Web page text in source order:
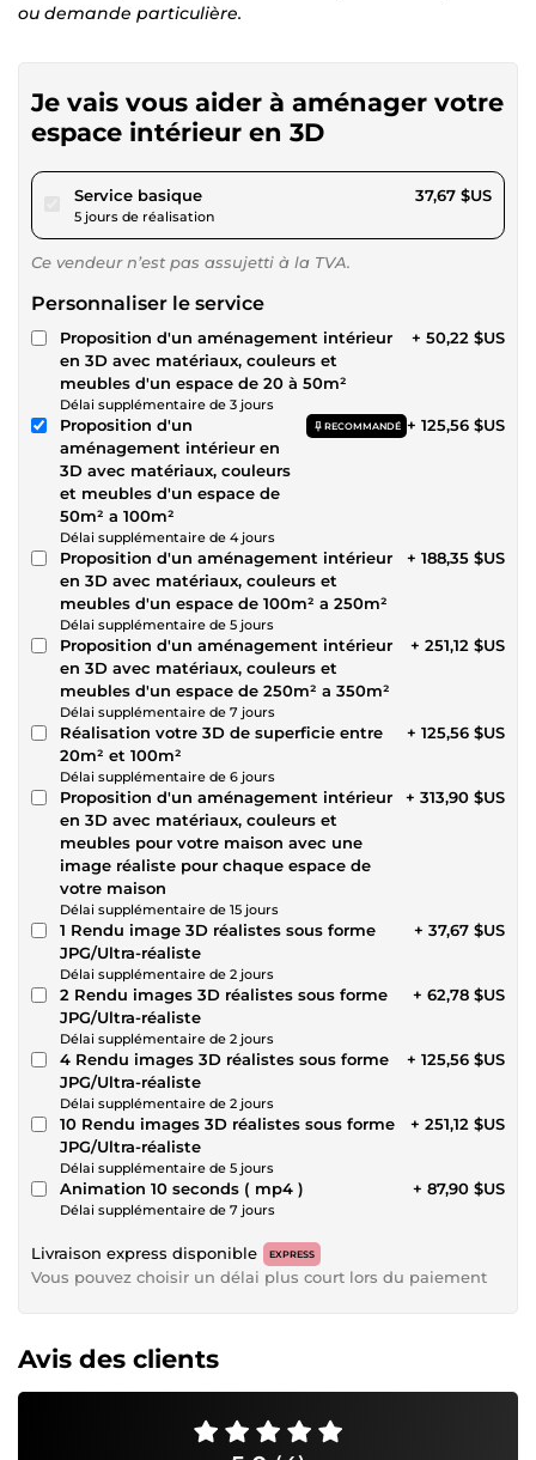
ou demande particulière.
Je vais vous aider à aménager votre
espace intérieur en 3D
Service basiquepour 34,72 $US
5 jours de réalisation
37,67 $US
Ce vendeur n’est pas assujetti à la TVA.
Personnaliser le service
Proposition d'un aménagement intérieur
en 3D avec matériaux, couleurs et
meubles d'un espace de 20 à 50m²
Délai supplémentaire de 3 jours
+ 50,22 $US
Proposition d'un
aménagement intérieur en
3D avec matériaux, couleurs
et meubles d'un espace de
50m² a 100m²
RECOMMANDÉ
Délai supplémentaire de 4 jours
+ 125,56 $US
Proposition d'un aménagement intérieur
en 3D avec matériaux, couleurs et
meubles d'un espace de 100m² a 250m²
Délai supplémentaire de 5 jours
+ 188,35 $US
Proposition d'un aménagement intérieur
en 3D avec matériaux, couleurs et
meubles d'un espace de 250m² a 350m²
Délai supplémentaire de 7 jours
+ 251,12 $US
Réalisation votre 3D de superficie entre
20m² et 100m²
Délai supplémentaire de 6 jours
+ 125,56 $US
Proposition d'un aménagement intérieur
en 3D avec matériaux, couleurs et
meubles pour votre maison avec une
image réaliste pour chaque espace de
votre maison
Délai supplémentaire de 15 jours
+ 313,90 $US
1 Rendu image 3D réalistes sous forme
JPG/Ultra-réaliste
Délai supplémentaire de 2 jours
+ 37,67 $US
2 Rendu images 3D réalistes sous forme
JPG/Ultra-réaliste
Délai supplémentaire de 2 jours
+ 62,78 $US
4 Rendu images 3D réalistes sous forme
JPG/Ultra-réaliste
Délai supplémentaire de 2 jours
+ 125,56 $US
10 Rendu images 3D réalistes sous forme
JPG/Ultra-réaliste
Délai supplémentaire de 5 jours
+ 251,12 $US
Animation 10 seconds ( mp4 )
Délai supplémentaire de 7 jours
+ 87,90 $US
Livraison express disponible EXPRESS
Vous pouvez choisir un délai plus court lors du paiement
Avis des clients